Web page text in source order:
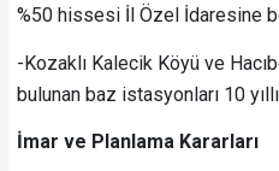
%50 hissesi İl Özel İdaresine
-Kozaklı Kalecik Köyü ve
bulunan baz istasyonları 10
İmar ve Planlama Kararları